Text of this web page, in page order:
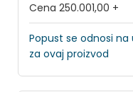
Cena 250.001,00 +
Popust se odnosi
za ovaj proizvod